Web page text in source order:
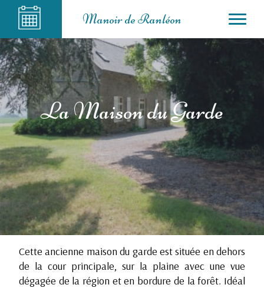
Manoir de Ranléon
La Maison du Garde
Cette ancienne maison du garde est située en dehors
de la cour principale, sur la plaine avec une vue
dégagée de la région et en bordure de la forêt. Idéal